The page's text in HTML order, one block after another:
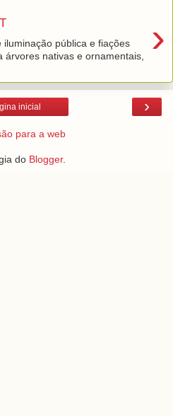
›
pública e fiações
nativas e ornamentais,
›
inicial
para a web
do Blogger.